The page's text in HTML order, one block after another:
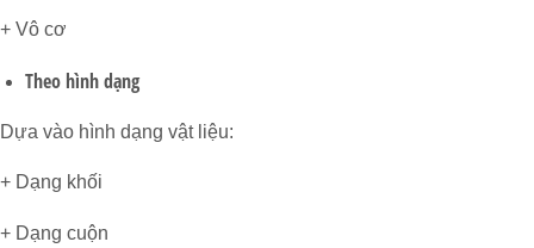
+ Vô cơ
Theo hình dạng
Dựa vào hình dạng vật liệu:
+ Dạng khối
+ Dạng cuộn